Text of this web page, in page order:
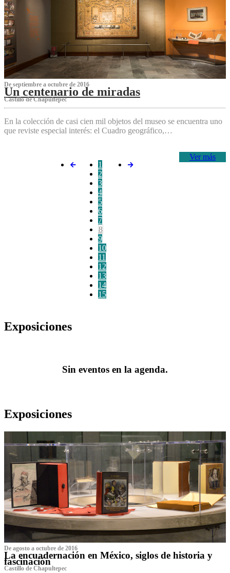
De septiembre a octubre de 2016
Un centenario de miradas
Castillo de Chapultepec
En la colección de casi cien mil objetos del museo se encuentra uno
que reviste especial interés: el Cuadro geográfico,…
Ver más
1
2
3
4
5
6
7
8
9
10
11
12
13
14
15
Exposiciones
Sin eventos en la agenda.
Exposiciones
De agosto a octubre de 2016
La encuadernación en México, siglos de historia y
fascinación
Castillo de Chapultepec